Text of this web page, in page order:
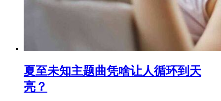
夏至未知主题曲凭啥让人循环到天
亮？